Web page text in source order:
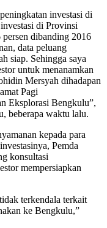
investasi di
di Provinsi
dibanding 2016
data peluang
siap. Sehingga saya
untuk menanamkan
Mersyah dihadapan
Pagi
Eksplorasi Bengkulu”,
beberapa waktu lalu.
kepada para
Pemda
konsultasi
mempersiapkan
terkendala terkait
ke Bengkulu,”